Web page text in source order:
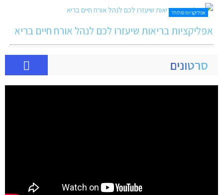
אפליקציות סולולר
אפליקציות בריאות שיעזרו לכם לנהל אורח חיים בריא
סרטונים